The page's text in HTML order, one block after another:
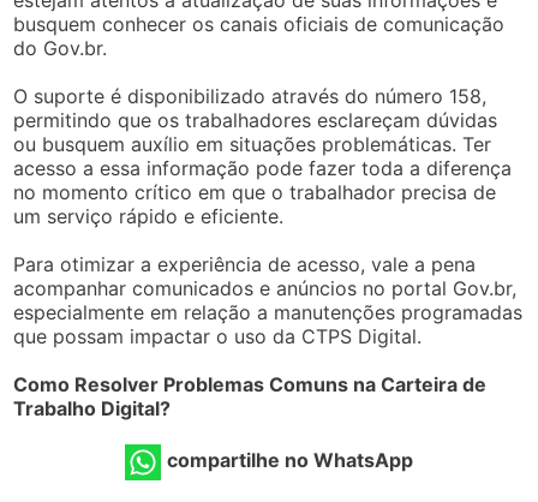
busquem conhecer os canais oficiais de comunicação
do Gov.br.
O suporte é disponibilizado através do número 158,
permitindo que os trabalhadores esclareçam dúvidas
ou busquem auxílio em situações problemáticas. Ter
acesso a essa informação pode fazer toda a diferença
no momento crítico em que o trabalhador precisa de
um serviço rápido e eficiente.
Para otimizar a experiência de acesso, vale a pena
acompanhar comunicados e anúncios no portal Gov.br,
especialmente em relação a manutenções programadas
que possam impactar o uso da CTPS Digital.
Como Resolver Problemas Comuns na Carteira de
Trabalho Digital?
compartilhe no WhatsApp